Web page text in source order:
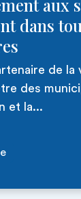
aux
dans
de la
des
et la...